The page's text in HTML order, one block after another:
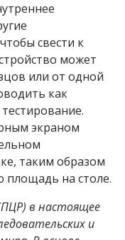
свести к
может
или от одной
как
экраном
таким образом
площадь на столе.
в настоящее
и